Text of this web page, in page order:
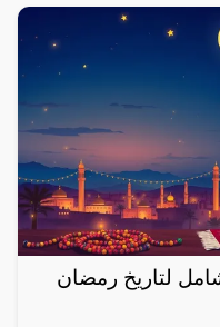
دليل شامل لتاريخ رمضان